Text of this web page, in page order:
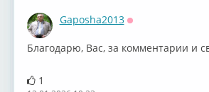
Gaposha2013
Благодарю, Вас, за комментарии и
1